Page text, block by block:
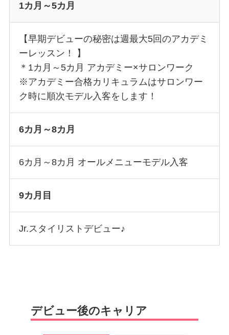
1カ月～5カ月
【早期デビューの秘密は週最大5回のアカデミ
ーレッスン！ 】
＊1カ月～5カ月 アカデミー×サロンワーク
※アカデミー合格カリキュラムはサロンワー
ク時に順次モデル入客をします！
6カ月～8カ月
6カ月～8カ月 オールメニューモデル入客
9カ月目
Jr.スタイリストデビュー♪
デビュー後のキャリア